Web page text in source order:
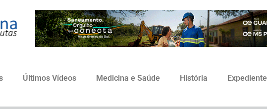
Últimos Vídeos Medicina e Saúde História Expediente